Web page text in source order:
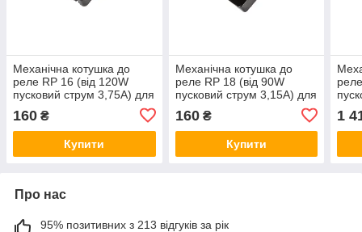
Механічна котушка до
реле RP 16 (від 120W
пусковий струм 3,75A) для
160 ₴
Купити
Механічна котушка до
реле RP 18 (від 90W
пусковий струм 3,15A) для
160₴
Купити
1
Про нас
95% позитивних з 213 відгуків за рік